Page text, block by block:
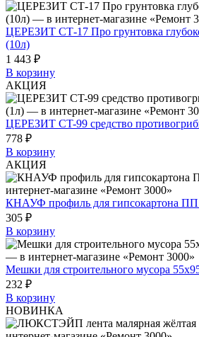
ЦЕРЕЗИТ СТ-17 Про грунтовка
(10л)
1 443 ₽
В корзину
АКЦИЯ
ЦЕРЕЗИТ CT-99 средство
778 ₽
В корзину
АКЦИЯ
КНАУФ профиль для гипсокартона
305 ₽
В корзину
Мешки для строительного мусора
232 ₽
В корзину
НОВИНКА